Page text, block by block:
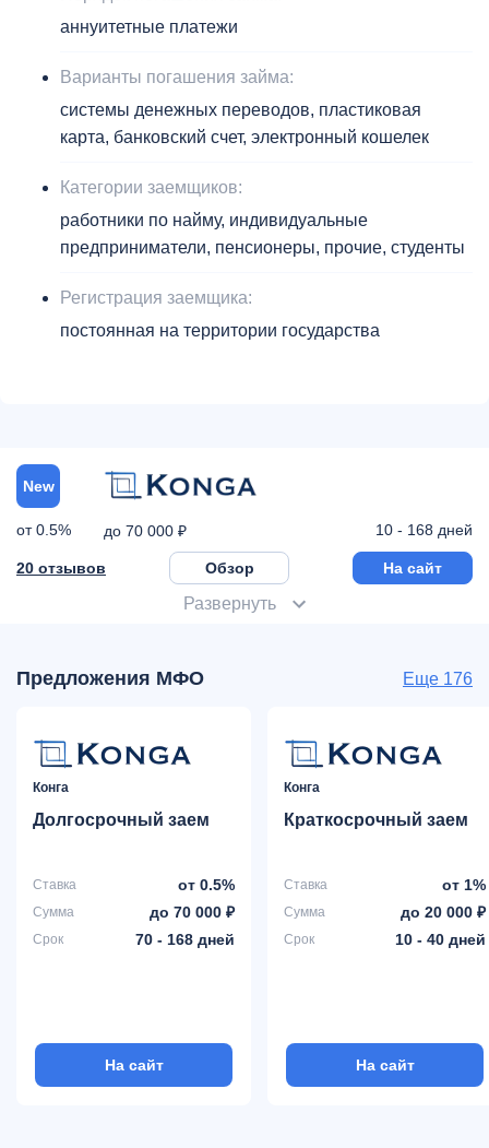
аннуитетные платежи
Варианты погашения займа:
системы денежных переводов, пластиковая
карта, банковский счет, электронный кошелек
Категории заемщиков:
работники по найму, индивидуальные
предприниматели, пенсионеры, прочие, студенты
Регистрация заемщика:
постоянная на территории государства
New
от 0.5% до 70 000 ₽ 10 - 168 дней
20 отзывов Обзор На сайт
Развернуть
Предложения МФО Еще 176
Конга
Долгосрочный заем
Ставка от 0.5%
Сумма до 70 000 ₽
Срок 70 - 168 дней
На сайт
Конга
Краткосрочный заем
Ставка от 1%
Сумма до 20 000 ₽
Срок 10 - 40 дней
На сайт